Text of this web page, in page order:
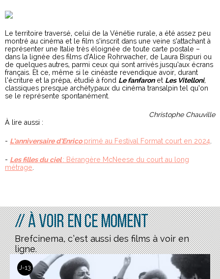
Le territoire traversé, celui de la Vénétie rurale, a été assez peu
montré au cinéma et le film s’inscrit dans une veine s’attachant à
représenter une Italie très éloignée de toute carte postale –
dans la lignée des films d’Alice Rohrwacher, de Laura Bispuri ou
de quelques autres, parmi ceux qui sont arrivés jusqu’aux écrans
français. Et ce, même si le cinéaste revendique avoir, durant
l’écriture et la prépa, étudié à fond Le fanfaronet Les Vitelloni,
classiques presque archétypaux du cinéma transalpin tel qu’on
se le représente spontanément.
Christophe Chauville
À lire aussi :
- L’anniversaire d’Enricoprimé au Festival Format court en 2024.
- Les filles du ciel : Bérangère McNeese du court au long
métrage.
// À voir en ce moment
Brefcinema, c’est aussi des films à voir en
ligne.
J-13